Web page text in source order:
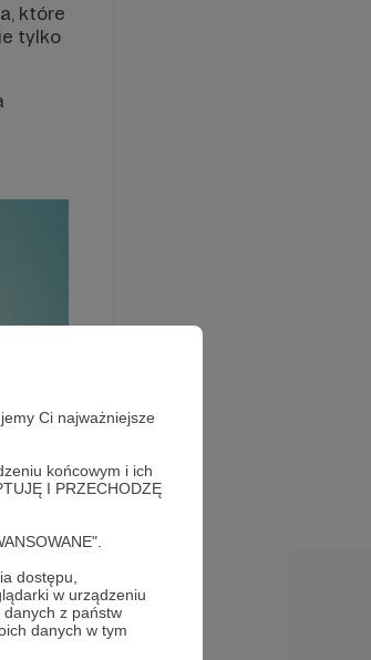
Ci najważniejsze
końcowym i ich
I PRZECHODZĘ
dostępu,
w urządzeniu
z państw
danych w tym
które
tylko